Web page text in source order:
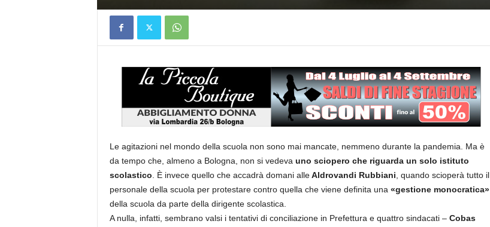
Le agitazioni nel mondo della scuola non sono mai mancate, nemmeno durante la pandemia. Ma è
da tempo che, almeno a Bologna, non si vedeva uno sciopero che riguarda un solo istituto
scolastico . È invece quello che accadrà domani alleAldrovandi Rubbiani , quando scioperà tutto il
personale della scuola per protestare contro quella che viene definita una «gestione monocratica»
della scuola da parte della dirigente scolastica.
A nulla, infatti, sembrano valsi i tentativi di conciliazione in Prefettura e quattro sindacati – Cobas